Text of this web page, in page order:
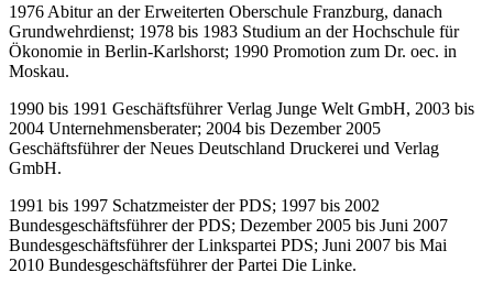
1976 Abitur an der Erweiterten Oberschule Franzburg, danach
Grundwehrdienst; 1978 bis 1983 Studium an der Hochschule für
Ökonomie in Berlin-Karlshorst; 1990 Promotion zum Dr. oec. in
Moskau.
1990 bis 1991 Geschäftsführer Verlag Junge Welt GmbH, 2003 bis
2004 Unternehmensberater; 2004 bis Dezember 2005
Geschäftsführer der Neues Deutschland Druckerei und Verlag
GmbH.
1991 bis 1997 Schatzmeister der PDS; 1997 bis 2002
Bundesgeschäftsführer der PDS; Dezember 2005 bis Juni 2007
Bundesgeschäftsführer der Linkspartei PDS; Juni 2007 bis Mai
2010 Bundesgeschäftsführer der Partei Die Linke.